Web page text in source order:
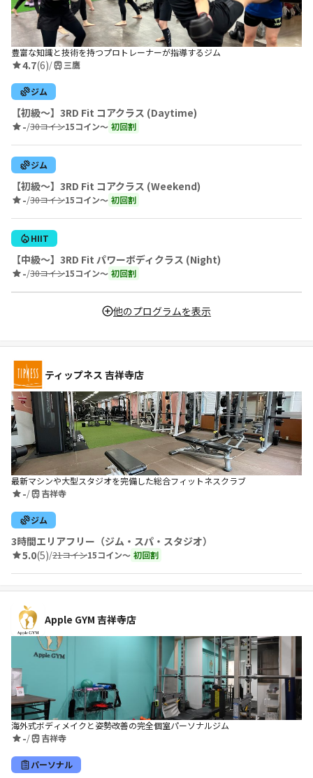
豊富な知識と技術を持つプロトレーナーが指導するジム
4.7(6)/ 三鷹
ジム
【初級〜】3RD Fit コアクラス (Daytime)
-/30コイン15コイン〜 初回割
ジム
【初級〜】3RD Fit コアクラス (Weekend)
-/30コイン15コイン〜 初回割
HIIT
【中級〜】3RD Fit パワーボディクラス (Night)
-/30コイン15コイン〜 初回割
他のプログラムを表示
ティップネス 吉祥寺店
最新マシンや大型スタジオを完備した総合フィットネスクラブ
-/ 吉祥寺
ジム
3時間エリアフリー（ジム・スパ・スタジオ）
5.0(5)/21コイン15コイン〜 初回割
Apple GYM 吉祥寺店
海外式ボディメイクと姿勢改善の完全個室パーソナルジム
-/ 吉祥寺
パーソナル